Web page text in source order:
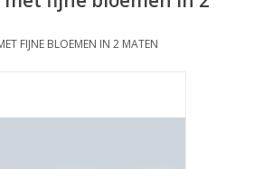
FIJNE BLOEMEN IN 2 MATEN